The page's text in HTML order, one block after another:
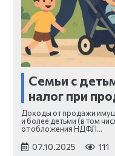
Семьи с
налог при
Доходы от продажи
и более детьми (в том
от обложения НДФЛ…
07.10.2025 111